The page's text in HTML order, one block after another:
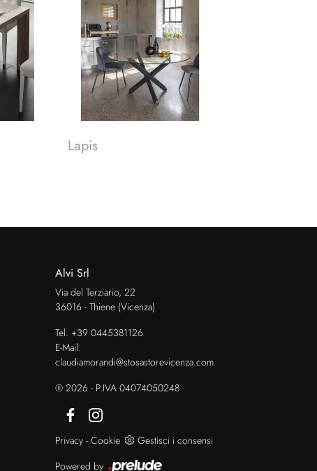
Lapis
Alvi Srl
Via del Terziario, 22
36016 - Thiene (Vicenza)
Tel. +39 0445381126
E-Mail.
claudiamorandi@stosastorevicenza.com
® 2026 - P.IVA 04074050248
Privacy - Cookie
Gestisci i consensi
Powered by